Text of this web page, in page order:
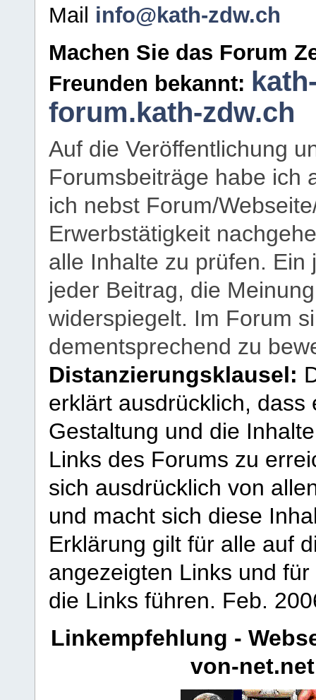
Mail info@kath-zdw.ch
Machen Sie das Forum
Freunden bekannt:
forum.kath-zdw.ch
Auf die Veröffentlichung
Forumsbeiträge habe ich
ich nebst Forum/
Erwerbstätigkeit
alle Inhalte zu prüfen.
jeder Beitrag, die
widerspiegelt. Im Forum
dementsprechend zu
Distanzierungsklausel:
erklärt ausdrücklich,
Gestaltung und die
Links des Forums zu
sich ausdrücklich von
und macht sich diese
Erklärung gilt für alle auf
angezeigten Links und
die Links führen. Feb.
Linkempfehlung -
von-net.net